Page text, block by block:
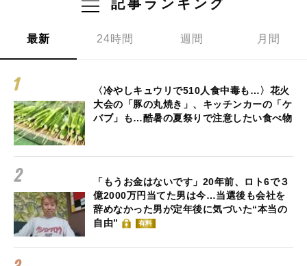
記事ランキング
最新 24時間 週間 月間
〈冷やしキュウリで510人食中毒も…〉花火
大会の「豚の丸焼き」、キッチンカーの「ケ
バブ」も…酷暑の夏祭りで注意したい食べ物
「もうお金はないです」20年前、ロト6で３
億2000万円当てた男は今…当選後も会社を
辞めなかった男が定年後に気づいた“本当の
自由”
有料